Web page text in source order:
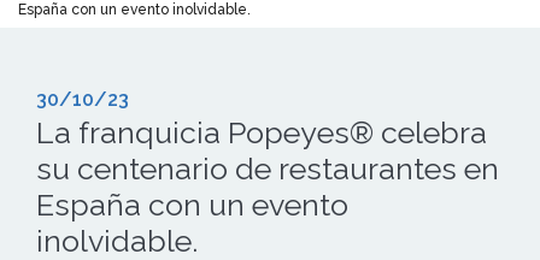
España con un evento inolvidable.
30/10/23
La franquicia Popeyes® celebra
su centenario de restaurantes en
España con un evento
inolvidable.